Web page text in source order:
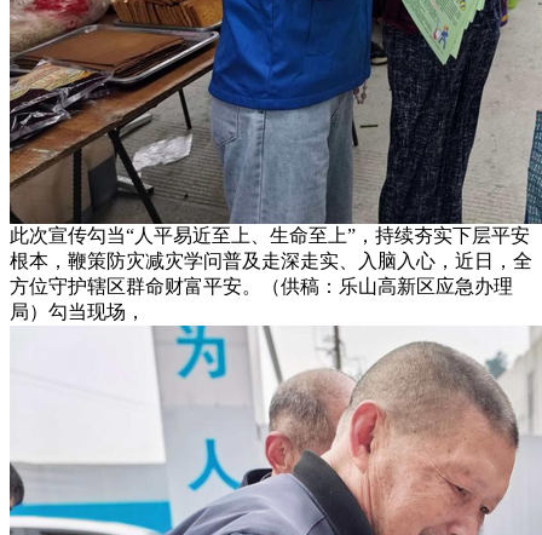
此次宣传勾当“人平易近至上、生命至上”，持续夯实下层平安
根本，鞭策防灾减灾学问普及走深走实、入脑入心，近日，全
方位守护辖区群命财富平安。（供稿：乐山高新区应急办理
局）勾当现场，